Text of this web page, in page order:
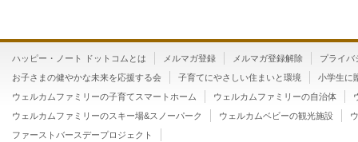
ハッピー・ノート ドットコムとは メルマガ登録 メルマガ登録解除
プライバ
お子さまの健やかな未来を応援する会
子育てにやさしい住まいと環境
小学生に
ウェルカムファミリーの子育てスマートホーム
ウェルカムファミリーの自治体
ウェルカムファミリーのスキー場&スノーパーク
ウェルカムベビーの観光施設
ファーストバースデープロジェクト